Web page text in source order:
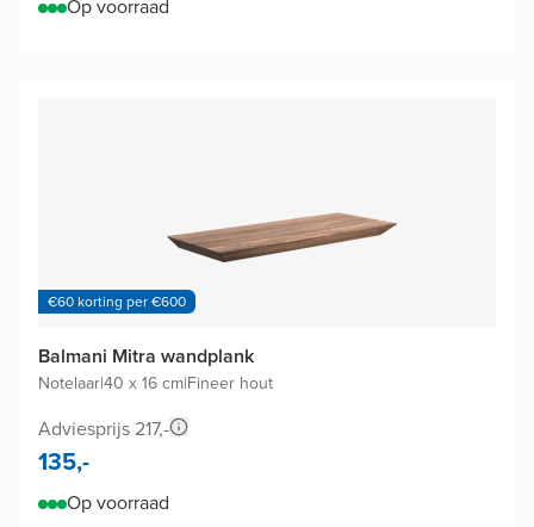
Op voorraad
€60 korting per €600
Balmani Mitra wandplank
Notelaar|40 x 16 cm|Fineer hout
Adviesprijs 217,-
135,-
Op voorraad